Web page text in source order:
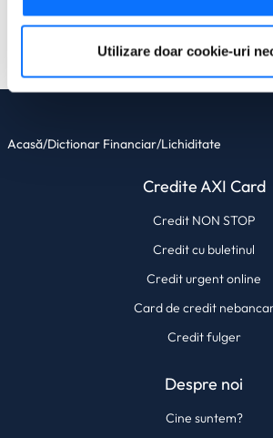
dvs. personale și configurați-vă
cu detalii. Vă puteți modifica sau
Utilizam cookie-uri pentru a personaliza
si pentru activitatea noastra de
Află mai multe aici.
Utilizare doar cookie-uri
Acasă/Dictionar Financiar/Lichiditate
Credite AXI Card
Credit NON STOP
Credit cu buletinul
Credit urgent online
Card de credit
Credit fulger
Despre noi
Cine suntem?